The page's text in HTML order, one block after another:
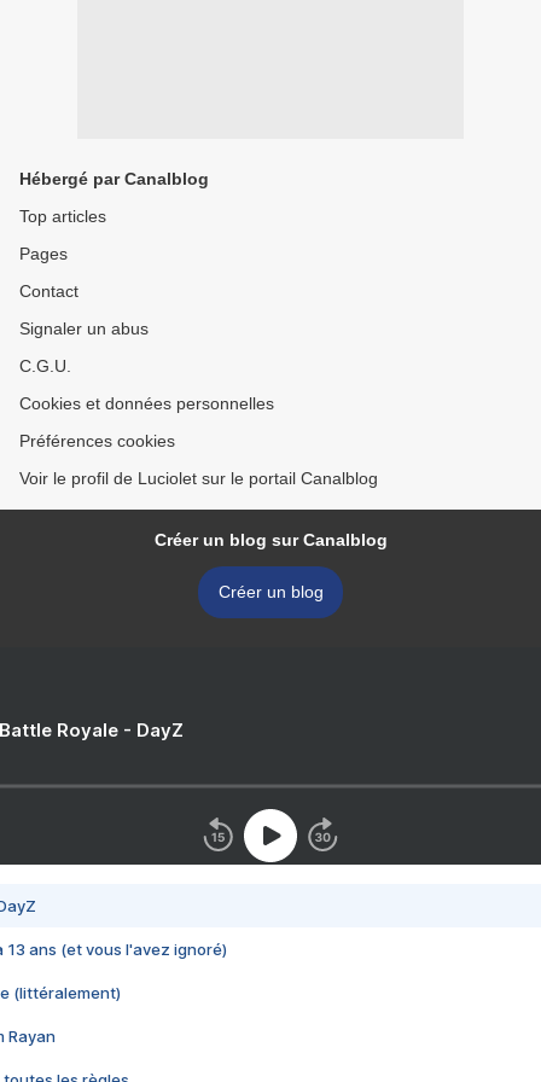
Hébergé par Canalblog
Top articles
Pages
Contact
Signaler un abus
C.G.U.
Cookies et données personnelles
Préférences cookies
Voir le profil de Luciolet sur le portail Canalblog
Créer un blog sur Canalblog
Créer un blog
Royale - DayZ
13 ans (et vous l'avez ignoré)
(littéralement)
Rayan